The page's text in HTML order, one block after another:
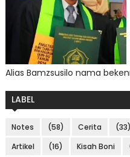
Alias Bamzsusilo nama
LABEL
Notes (58) Cerita (33)
Artikel
(16) Kisah Boni